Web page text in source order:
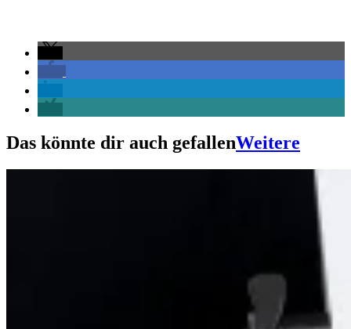
Das könnte dir auch gefallenWeitere